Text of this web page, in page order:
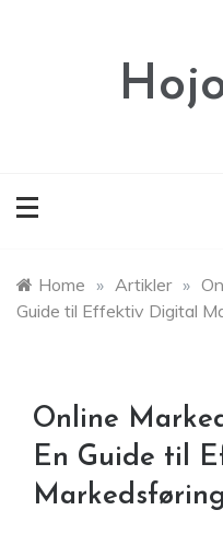
Home » Artikler »
Guide til Effektiv Digital
Online
En Guide til
Markedsføring